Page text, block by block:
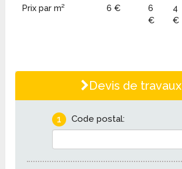
Prix par m² 6 €
6
€
4
€
Devis de travaux
1 Code postal: